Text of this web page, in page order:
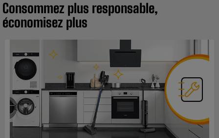
Consommez plus responsable,
économisez plus